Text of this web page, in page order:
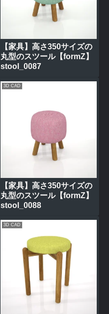
【家具】高さ350サイズの
丸型のスツール【formZ】
stool_0087
3D CAD
【家具】高さ350サイズの
丸型のスツール【formZ】
stool_0088
3D CAD